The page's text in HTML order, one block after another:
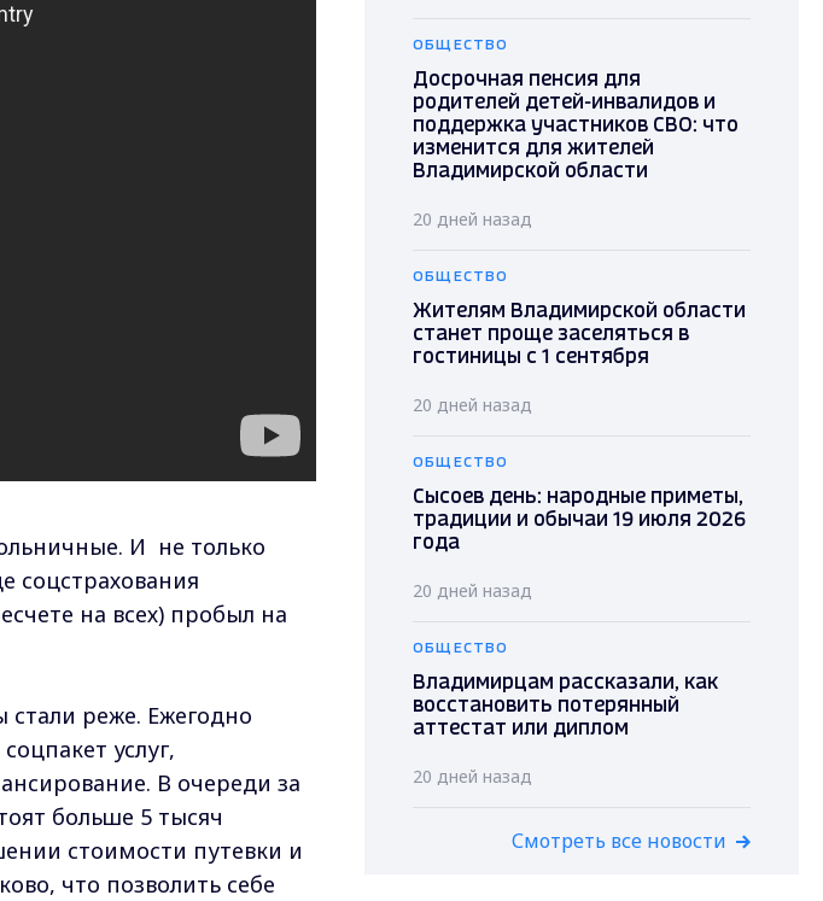
И не только
соцстрахования
на всех) пробыл на
реже. Ежегодно
услуг,
В очереди за
больше 5 тысяч
стоимости путевки и
что позволить себе
ОБЩЕСТВО
Досрочная пенсия для
родителей детей-инвалидов и
поддержка участников СВО: что
изменится для жителей
Владимирской области
20 дней назад
ОБЩЕСТВО
Жителям Владимирской области
станет проще заселяться в
гостиницы с 1 сентября
20 дней назад
ОБЩЕСТВО
Сысоев день: народные приметы,
традиции и обычаи 19 июля 2026
года
20 дней назад
ОБЩЕСТВО
Владимирцам рассказали, как
восстановить потерянный
аттестат или диплом
20 дней назад
Смотреть все новости